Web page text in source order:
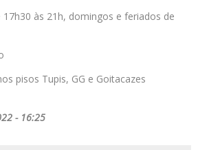
às 21h, domingos e feriados de
pisos Tupis, GG e Goitacazes
- 16:25